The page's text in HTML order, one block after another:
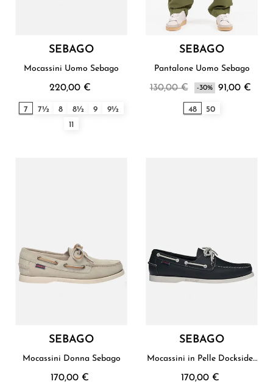
SEBAGO
Mocassini Uomo Sebago
220,00 €
7 7½ 8 8½ 9
9½
11
SEBAGO
Pantalone Uomo Sebago
130,00 € -30% 91,00 €
48 50
SEBAGO
Mocassini Donna Sebago
170,00 €
SEBAGO
Mocassini in Pelle Docksides
170,00 €